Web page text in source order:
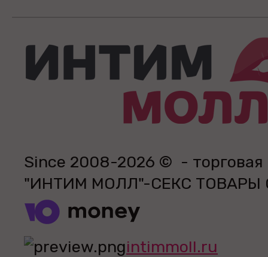
Since 2008-2026 © - торговая
"ИНТИМ МОЛЛ"-СЕКС
intimmoll.ru